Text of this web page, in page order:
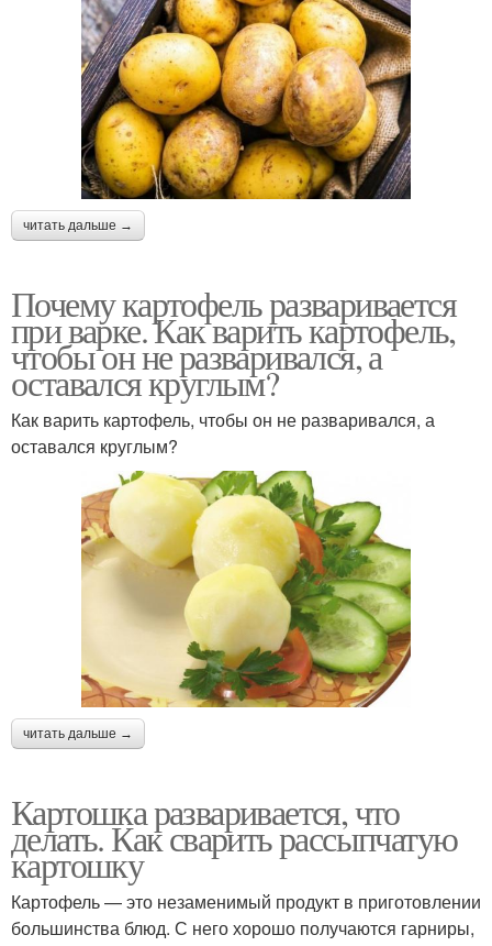
читать дальше →
Почему картофель разваривается
при варке. Как варить картофель,
чтобы он не разваривался, а
оставался круглым?
Как варить картофель, чтобы он не разваривался, а
оставался круглым?
читать дальше →
Картошка разваривается, что
делать. Как сварить рассыпчатую
картошку
Картофель — это незаменимый продукт в приготовлении
большинства блюд. С него хорошо получаются гарниры,